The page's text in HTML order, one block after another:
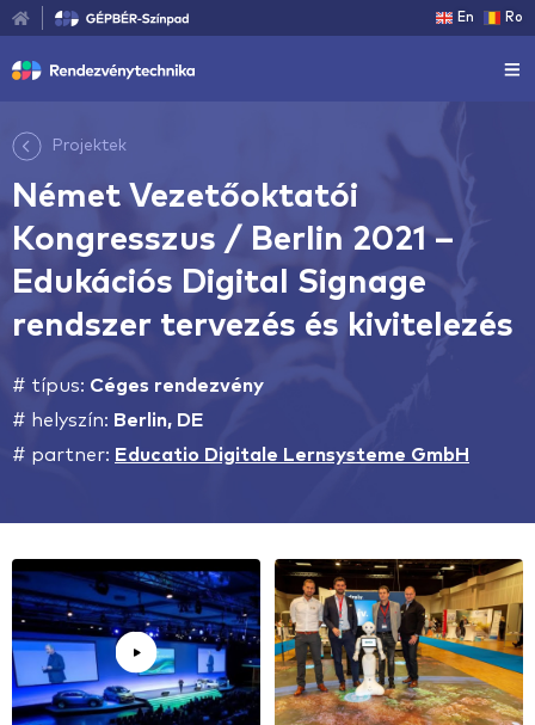
En Ro
Projektek
Német Vezetőoktatói
Kongresszus / Berlin 2021 –
Edukációs Digital Signage
rendszer tervezés és kivitelezés
# típus: Céges rendezvény
# helyszín: Berlin, DE
# partner: Educatio Digitale Lernsysteme GmbH